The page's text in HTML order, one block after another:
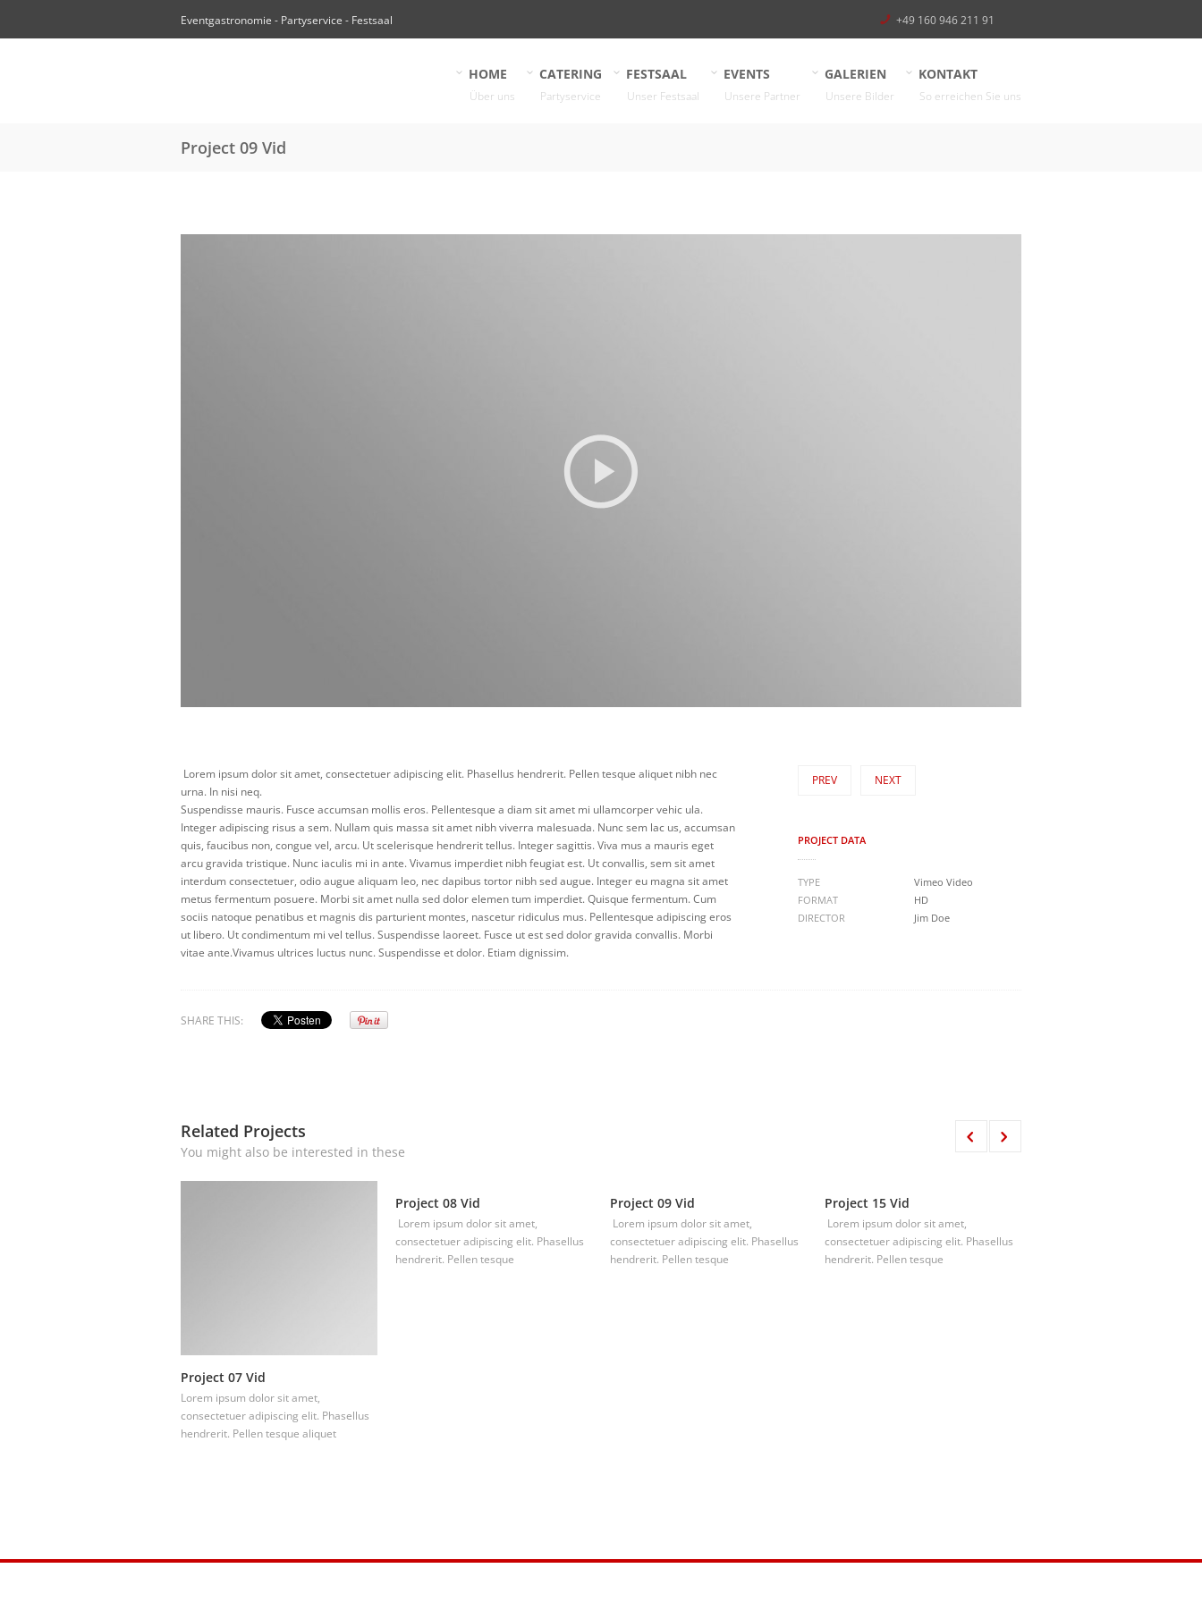
Eventgastronomie - Partyservice - Festsaal +49 160 946 211 91
HOME
Über uns
CATERING
Partyservice
FESTSAAL
Unser Festsaal
EVENTS
Unsere Partner
GALERIEN
Unsere Bilder
KONTAKT
So erreichen Sie uns
Project 09 Vid
Lorem ipsum dolor sit amet, consectetuer adipiscing elit. Phasellus hendrerit. Pellen tesque aliquet nibh nec
urna. In nisi neq.
Suspendisse mauris. Fusce accumsan mollis eros. Pellentesque a diam sit amet mi ullamcorper vehic ula.
Integer adipiscing risus a sem. Nullam quis massa sit amet nibh viverra malesuada. Nunc sem lac us, accumsan
quis, faucibus non, congue vel, arcu. Ut scelerisque hendrerit tellus. Integer sagittis. Viva mus a mauris eget
arcu gravida tristique. Nunc iaculis mi in ante. Vivamus imperdiet nibh feugiat est. Ut convallis, sem sit amet
interdum consectetuer, odio augue aliquam leo, nec dapibus tortor nibh sed augue. Integer eu magna sit amet
metus fermentum posuere. Morbi sit amet nulla sed dolor elemen tum imperdiet. Quisque fermentum. Cum
sociis natoque penatibus et magnis dis parturient montes, nascetur ridiculus mus. Pellentesque adipiscing eros
ut libero. Ut condimentum mi vel tellus. Suspendisse laoreet. Fusce ut est sed dolor gravida convallis. Morbi
vitae ante.Vivamus ultrices luctus nunc. Suspendisse et dolor. Etiam dignissim.
PREV NEXT
PROJECT DATA
TYPE
FORMAT
DIRECTOR
Vimeo Video
HD
Jim Doe
SHARE THIS:
Related Projects
You might also be interested in these
Project 07 Vid
Lorem ipsum dolor sit amet,
consectetuer adipiscing elit. Phasellus
hendrerit. Pellen tesque aliquet
Project 08 Vid
Lorem ipsum dolor sit amet,
consectetuer adipiscing elit. Phasellus
hendrerit. Pellen tesque
Project 09 Vid
Lorem ipsum dolor sit amet,
consectetuer adipiscing elit. Phasellus
hendrerit. Pellen tesque
Project 15 Vid
Lorem ipsum dolor sit amet,
consectetuer adipiscing elit. Phasellus
hendrerit. Pellen tesque